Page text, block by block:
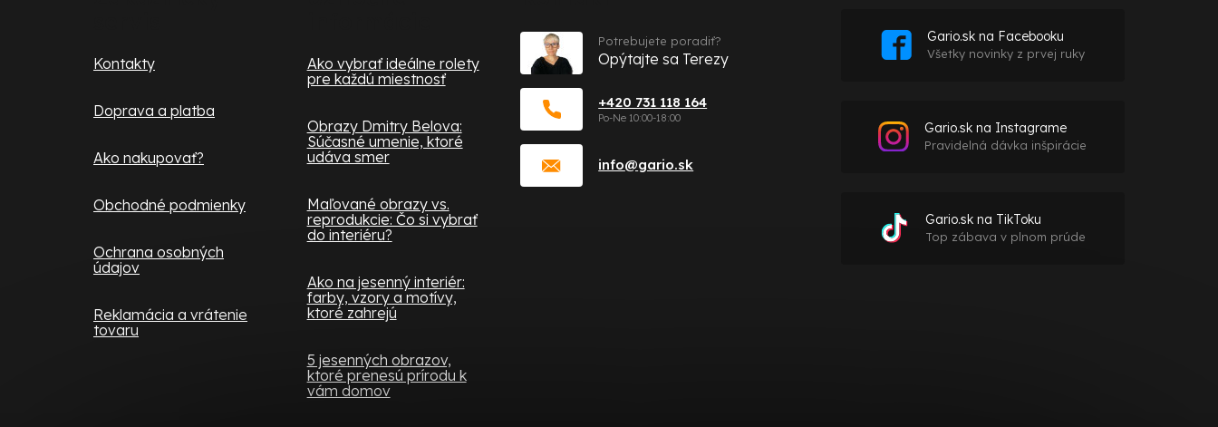
Kontakty
Doprava a platba
Ako nakupovať?
Obchodné podmienky
Ochrana osobných
údajov
Reklamácia a vrátenie
tovaru
Ako vybrať ideálne rolety
pre každú miestnosť
Obrazy Dmitry Belova:
Súčasné umenie, ktoré
udáva smer
Maľované obrazy vs.
reprodukcie: Čo si vybrať
do interiéru?
Ako na jesenný interiér:
farby, vzory a motívy,
ktoré zahrejú
5 jesenných obrazov,
ktoré prenesú prírodu k
vám domov
info@gario.sk
+420 731 118 164
Potrebujete poradiť?
Opýtajte sa Terezy
Gario.sk na Facebooku
Všetky novinky z prvej ruky
Gario.sk na Instagrame
Pravidelná dávka inšpirácie
Gario.sk na TikToku
Top zábava v plnom prúde